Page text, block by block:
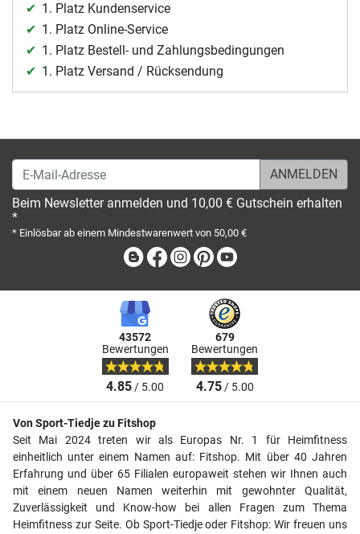
1. Platz Kundenservice
1. Platz Online-Service
1. Platz Bestell- und Zahlungsbedingungen
1. Platz Versand / Rücksendung
E-Mail-Adresse
Beim Newsletter anmelden und 10,00 € Gutschein erhalten
*
* Einlösbar ab einem Mindestwarenwert von 50,00 €
BlogFacebook
Instagram
Pinterest
43572
Bewertungen
4.85/ 5.00
679
Bewertungen
4.75/ 5.00
Von Sport-Tiedje zu Fitshop
Seit Mai 2024 treten wir als Europas Nr. 1 für Heimfitness
einheitlich unter einem Namen auf: Fitshop. Mit über 40 Jahren
Erfahrung und über 65 Filialen europaweit stehen wir Ihnen auch
mit einem neuen Namen weiterhin mit gewohnter Qualität,
Zuverlässigkeit und Know-how bei allen Fragen zum Thema
Heimfitness zur Seite. Ob Sport-Tiedje oder Fitshop: Wir freuen uns